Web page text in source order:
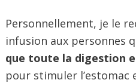
Personnellement, je le
infusion aux personnes
que toute la digestion
pour stimuler